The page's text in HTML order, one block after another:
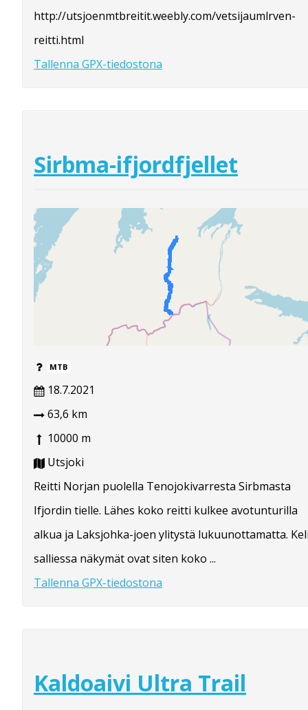
http://utsjoenmtbreitit.weebly.com/vetsijaumlrven-
reitti.html
Tallenna GPX-tiedostona
Sirbma-ifjordfjellet
MTB
18.7.2021
63,6 km
10000 m
Utsjoki
Reitti Norjan puolella Tenojokivarresta Sirbmasta
Ifjordin tielle. Lähes koko reitti kulkee avotunturilla
alkua ja Laksjohka-joen ylitystä lukuunottamatta.
salliessa näkymät ovat siten koko ...
Tallenna GPX-tiedostona
Kaldoaivi Ultra Trail